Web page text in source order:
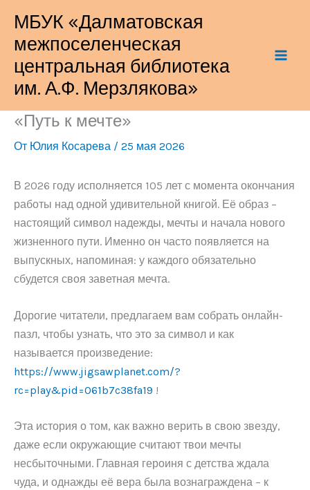
содержимому
МБУК «Далматовская
межпоселенческая
центральная библиотека
им. А.Ф. Мерзлякова»
«Путь к мечте»
От Юлия Косарева / 25 мая 2026
В 2026 году исполняется 105 лет с момента окончания
работы над одной удивительной книгой. Её образ –
настоящий символ надежды, мечты и начала нового
жизненного пути. Именно он часто появляется на
выпускных, напоминая: у каждого обязательно
сбудется своя заветная мечта.
Дорогие читатели, предлагаем вам собрать онлайн-
пазл, чтобы узнать, что это за символ и как
называется произведение:
https://www.jigsawplanet.com/?
rc=play&pid=061b7c38fa19 !
Эта история о том, как важно верить в свою звезду,
даже если окружающие считают твои мечты
несбыточными. Главная героиня с детства ждала
чуда, и однажды её вера была вознаграждена – к